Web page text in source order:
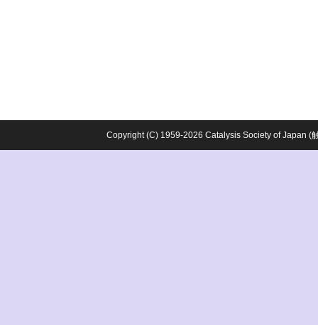
Copyright (C) 1959-2026 Catalysis Society of Japan (